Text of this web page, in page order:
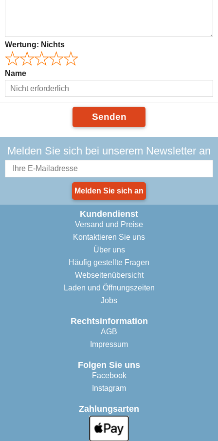
Wertung: Nichts
Name
Senden
Melden Sie sich bei unserem Newsletter an
Melden Sie sich an
Kundendienst
Versand und Preise
Kontaktieren Sie uns
Über uns
Häufig gestellte Fragen
Webseitenübersicht
Laden und Öffnungszeiten
Jobs
Rechtsinformation
AGB
Impressum
Folgen Sie uns
Facebook
Instagram
Zahlungsarten